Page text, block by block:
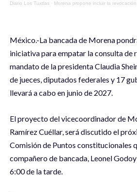
Diario Los Tuxtlas · Morena propone incluir la revocación de mandato de Sheinbaum en las boletas
México.-La bancada de Morena
iniciativa para empatar la consulta de
mandato de la presidenta Claudia
de jueces, diputados federales y 17
llevará a cabo en junio de 2027.
El proyecto del vicecoordinador de
Ramírez Cuéllar, será discutido el
Comisión de Puntos constitucionales
compañero de bancada, Leonel
6:00 de la tarde.